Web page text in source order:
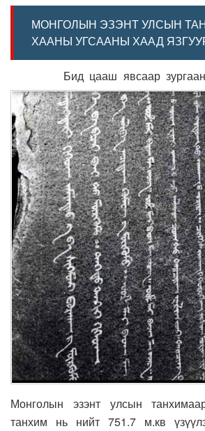
МОНГОЛЫН ЭЗЭНТ УЛСЫН
ХААНЫ УГСААНЫ ХААД
Бид цааш явсаар
Монголын эзэнт улсын
танхим нь нийт 751.7 м.кв